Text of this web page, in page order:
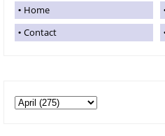
Home
Contact